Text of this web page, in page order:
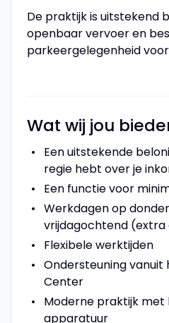
De praktijk is uitstekend
openbaar vervoer en
parkeergelegenheid
Wat wij jou
Een uitstekende
regie hebt over je
Een functie voor
Werkdagen op
vrijdagochtend
Flexibele werktijden
Ondersteuning vanuit
Center
Moderne praktijk met
apparatuur